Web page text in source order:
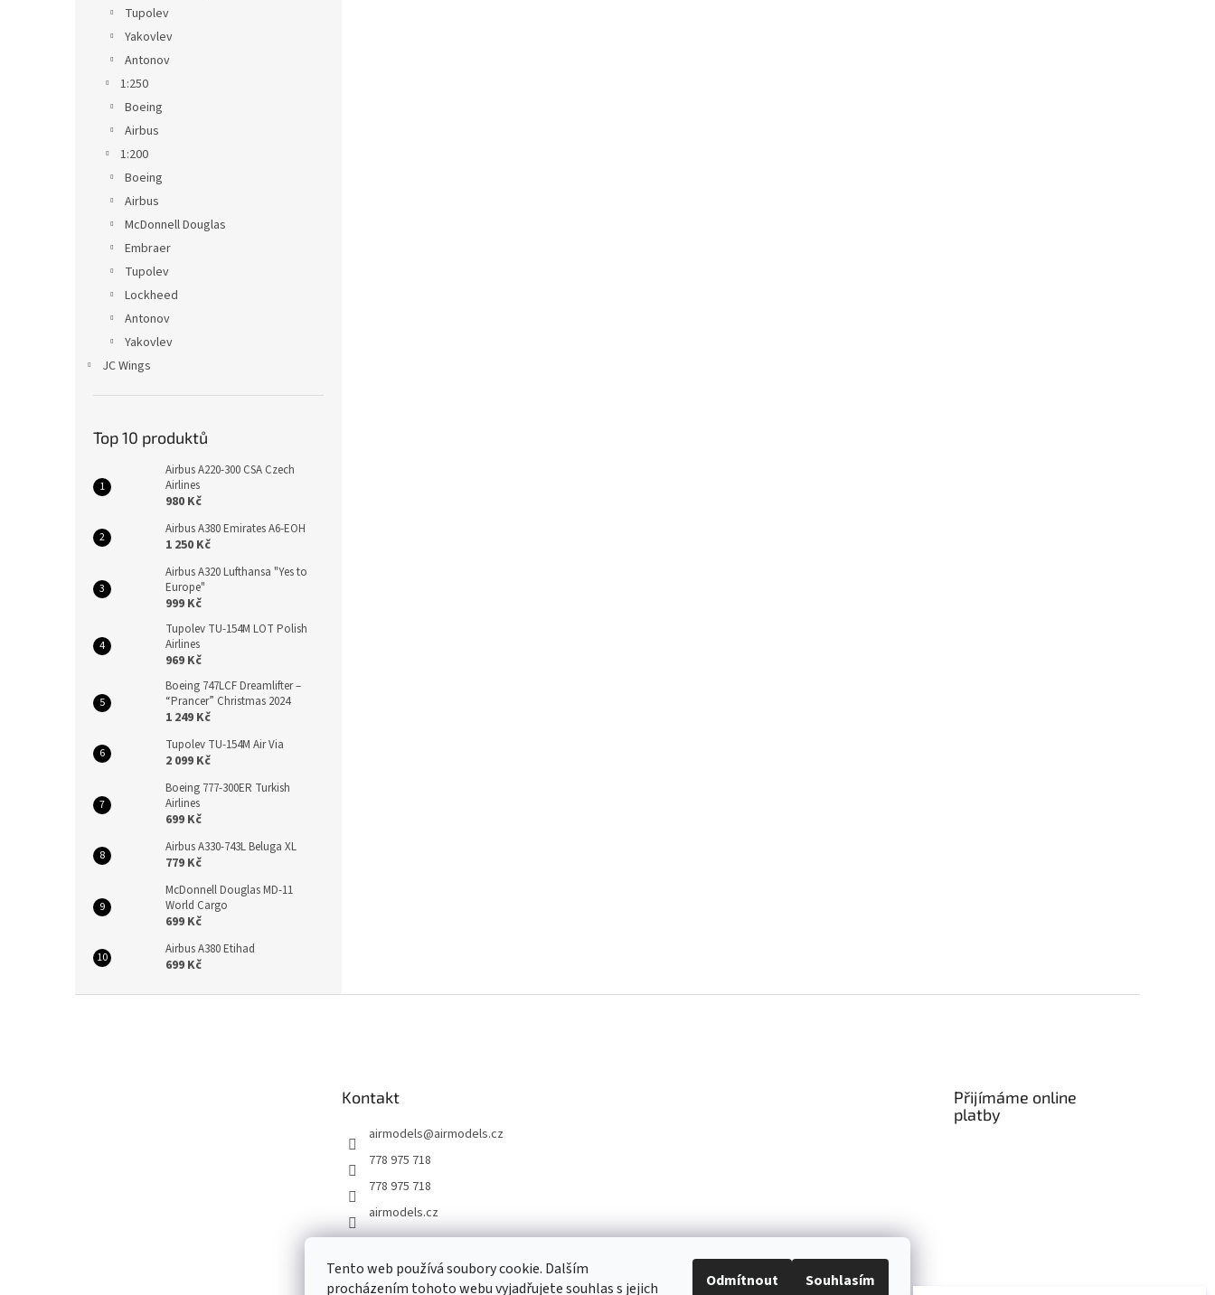
Tento web používá soubory cookie. Dalším
procházením tohoto webu vyjadřujete souhlas s jejich
Odmítnout Souhlasím
Tupolev
Yakovlev
Antonov
1:250
Boeing
Airbus
1:200
Boeing
Airbus
McDonnell Douglas
Embraer
Tupolev
Lockheed
Antonov
Yakovlev
JC Wings
Top 10 produktů
Airbus A220-300 CSA Czech
Airlines
980 Kč
Airbus A380 Emirates A6-EOH
1 250 Kč
Airbus A320 Lufthansa "Yes to
Europe"
999 Kč
Tupolev TU-154M LOT Polish
Airlines
969 Kč
Boeing 747LCF Dreamlifter –
“Prancer” Christmas 2024
1 249 Kč
Tupolev TU-154M Air Via
2 099 Kč
Boeing 777-300ER Turkish
Airlines
699 Kč
Airbus A330-743L Beluga XL
779 Kč
McDonnell Douglas MD-11
World Cargo
699 Kč
Airbus A380 Etihad
699 Kč
Kontakt
airmodels@airmodels.cz
778 975 718
778 975 718
airmodels.cz
Přijímáme online
platby
Podmínky ochrany osobních údajů Obchodní podmínky Doprava a platba Kontakty